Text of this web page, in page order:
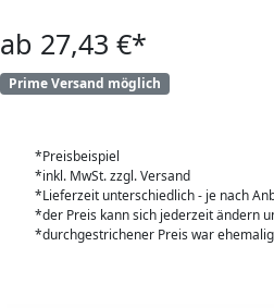
ab 27,43 €*
Prime Versand möglich
*Preisbeispiel
*inkl. MwSt. zzgl. Versand
*Lieferzeit unterschiedlich - je nach
*der Preis kann sich jederzeit ändern
*durchgestrichener Preis war